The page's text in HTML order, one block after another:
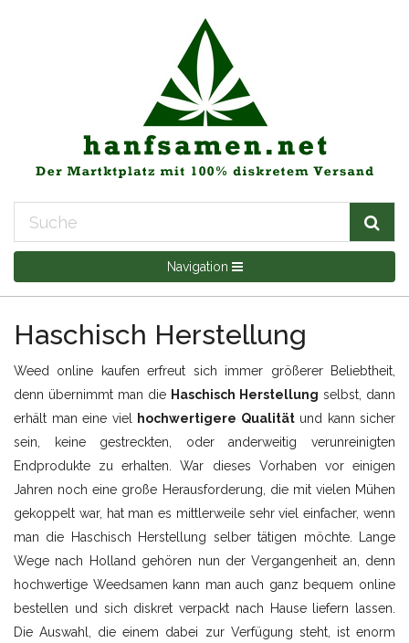
Navigation
Haschisch Herstellung
Weed online kaufen erfreut sich immer größerer Beliebtheit,
denn übernimmt man die Haschisch Herstellung selbst, dann
erhält man eine viel
hochwertigere Qualitätund kann sicher
sein, keine gestreckten, oder anderweitig verunreinigten
Endprodukte zu erhalten. War dieses Vorhaben vor einigen
Jahren noch eine große Herausforderung, die mit vielen Mühen
gekoppelt war, hat man es mittlerweile sehr viel einfacher, wenn
man die Haschisch Herstellung selber tätigen möchte. Lange
Wege nach Holland gehören nun der Vergangenheit an, denn
hochwertige Weedsamen kann man auch ganz bequem online
bestellen und sich diskret verpackt nach Hause liefern lassen.
Die Auswahl, die einem dabei zur Verfügung steht, ist enorm